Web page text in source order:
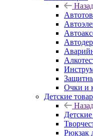
Очки и
Детские
Рюкзак